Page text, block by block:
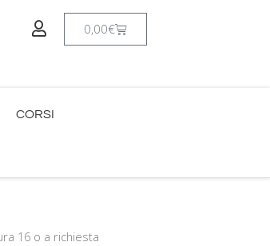
0,00€Carrello
CORSI
16 o a richiesta